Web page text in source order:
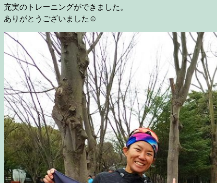
充実のトレーニングができました。
ありがとうございました☺